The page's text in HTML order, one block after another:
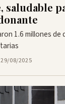
saludable
1.6 millones
29/08/2025